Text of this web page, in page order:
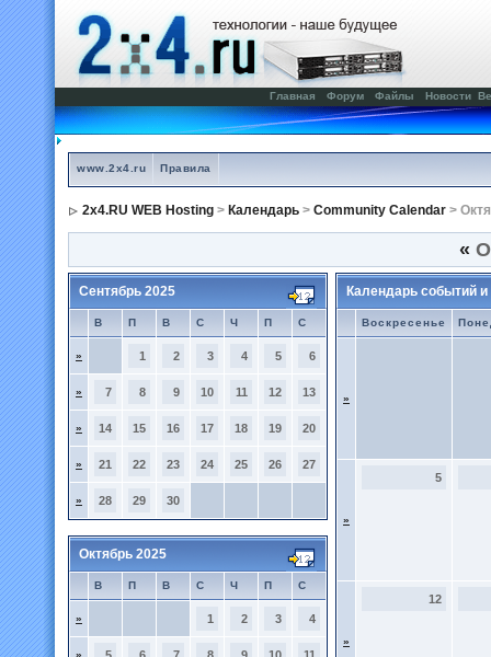
Главная Форум Файлы Новости
www.2x4.ru Правила
2x4.RU WEB Hosting > Календарь > Community Calendar >
«
Сентябрь 2025
В П В С Ч П С
» 1 2 3 4 5 6
» 7 8 9 10 11 12 13
» 14 15 16 17 18 19 20
» 21 22 23 24 25 26 27
» 28 29 30
Октябрь 2025
В П В С Ч П С
» 1 2 3 4
»
Календарь событий
Воскресенье
»
»
5
»
12